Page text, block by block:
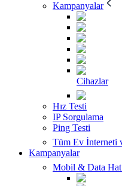
Kampanyalar
Cihazlar
Hız Testi
IP Sorgulama
Ping Testi
Tüm Ev İnterneti
Kampanyalar
Mobil & Data